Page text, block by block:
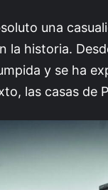
una
la historia.
y se ha
las casas de